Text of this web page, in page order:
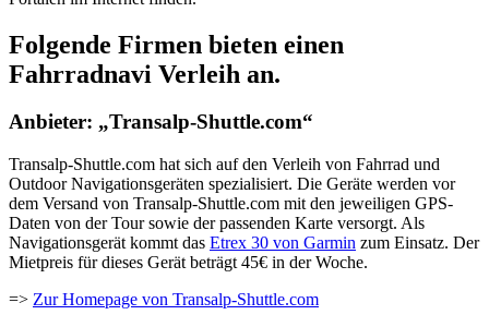
Folgende Firmen bieten einen
Fahrradnavi Verleih an.
Anbieter: „Transalp-Shuttle.com“
Transalp-Shuttle.com hat sich auf den Verleih von Fahrrad und
Outdoor Navigationsgeräten spezialisiert. Die Geräte werden vor
dem Versand von Transalp-Shuttle.com mit den jeweiligen GPS-
Daten von der Tour sowie der passenden Karte versorgt. Als
Navigationsgerät kommt das Etrex 30 von Garmin zum Einsatz. Der
Mietpreis für dieses Gerät beträgt 45€ in der Woche.
=> Zur Homepage von Transalp-Shuttle.com